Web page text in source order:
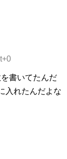
書いてたんだ
入れたんだよな